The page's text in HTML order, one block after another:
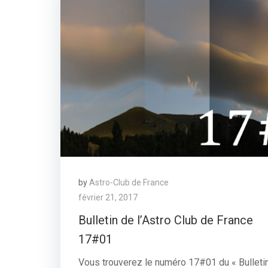
by Astro-Club de France
février 21, 2017
Bulletin de l’Astro Club de France
17#01
Vous trouverez le numéro 17#01 du «